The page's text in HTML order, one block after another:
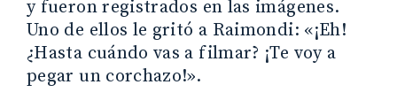
y fueron registrados en las imágenes.
Uno de ellos le gritó a Raimondi: «¡Eh!
¿Hasta cuándo vas a filmar? ¡Te voy a
pegar un corchazo!».